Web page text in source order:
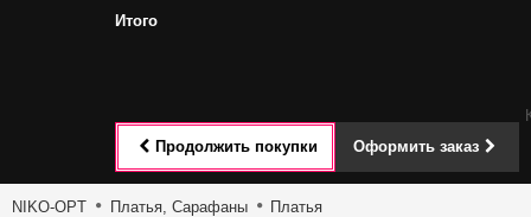
Итого
Продолжить покупки Оформить заказ
Toggle
NIKO-OPT Платья, Сарафаны Платья